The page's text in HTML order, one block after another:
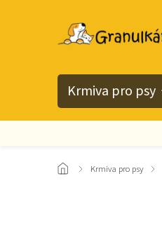
Krmiva pro psy
/ Krmiva pro psy /